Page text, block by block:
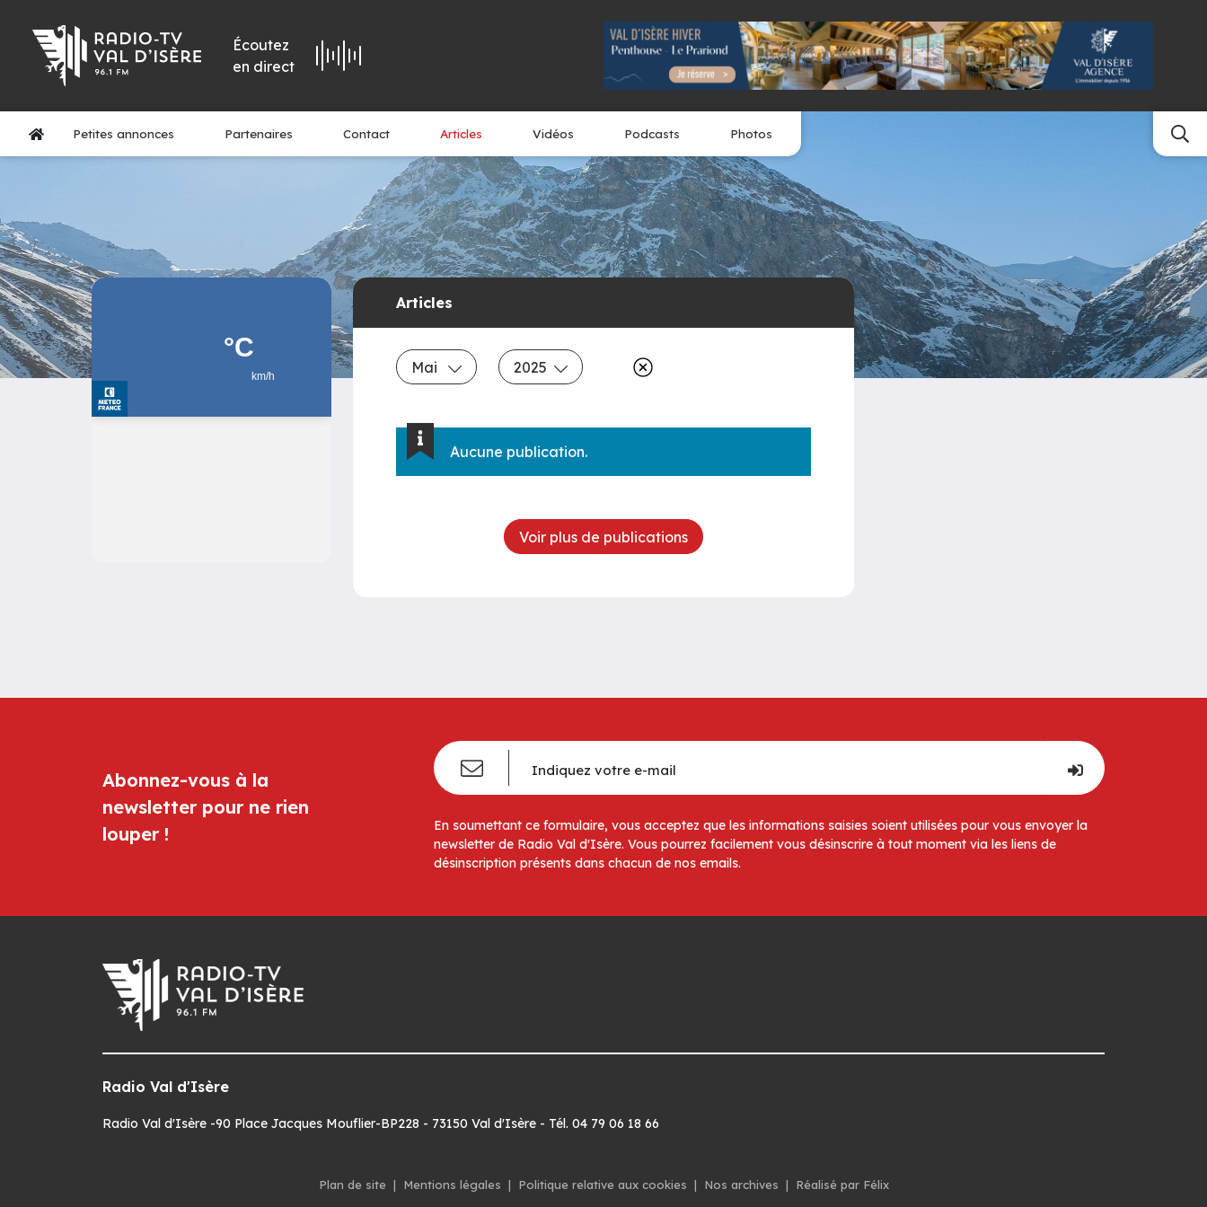
Écoutez
en direct
Petites annonces Partenaires Contact Articles Vidéos Podcasts Photos
Articles
Mai 2025
Aucune publication.
Voir plus de publications
Abonnez-vous à la
newsletter pour ne rien
louper !
En soumettant ce formulaire, vous acceptez que les informations saisies soient utilisées pour vous envoyer la
newsletter de Radio Val d'Isère. Vous pourrez facilement vous désinscrire à tout moment via les liens de
désinscription présents dans chacun de nos emails.
Radio Val d'Isère
Radio Val d'Isère -90 Place Jacques Mouflier-BP228 - 73150 Val d'Isère - Tél. 04 79 06 18 66
Plan de site | Mentions légales | Politique relative aux cookies | Nos archives | Réalisé par Félix